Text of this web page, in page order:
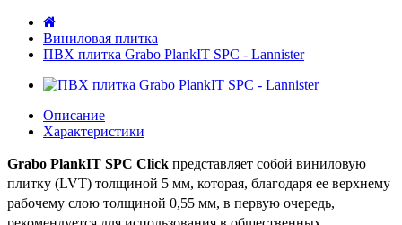
Виниловая плитка
ПВХ плитка Grabo PlankIT SPC - Lannister
Описание
Характеристики
Grabo PlankIT SPC Click представляет собой виниловую
плитку (LVT) толщиной 5 мм, которая, благодаря ее верхнему
рабочему слою толщиной 0,55 мм, в первую очередь,